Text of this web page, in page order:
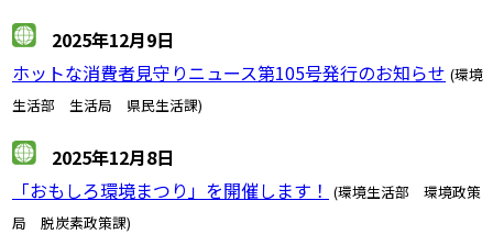
2025年12月9日
ホットな消費者見守りニュース第105号発行のお知らせ (環境
生活部 生活局 県民生活課)
2025年12月8日
「おもしろ環境まつり」を開催します！ (環境生活部 環境政策
局 脱炭素政策課)